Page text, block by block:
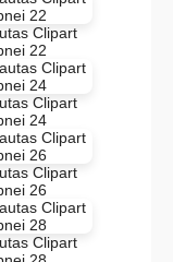
Clipart
22
Clipart
24
Clipart
26
Clipart